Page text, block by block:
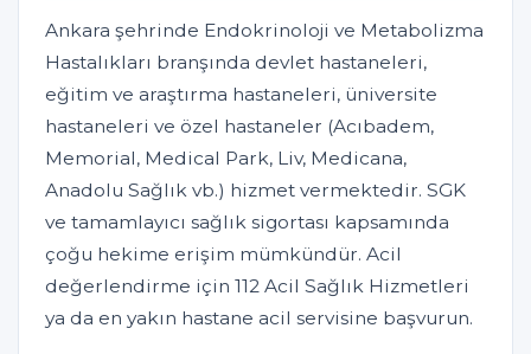
Ankara şehrinde Endokrinoloji ve Metabolizma
Hastalıkları branşında devlet hastaneleri,
eğitim ve araştırma hastaneleri, üniversite
hastaneleri ve özel hastaneler (Acıbadem,
Memorial, Medical Park, Liv, Medicana,
Anadolu Sağlık vb.) hizmet vermektedir. SGK
ve tamamlayıcı sağlık sigortası kapsamında
çoğu hekime erişim mümkündür. Acil
değerlendirme için 112 Acil Sağlık Hizmetleri
ya da en yakın hastane acil servisine başvurun.